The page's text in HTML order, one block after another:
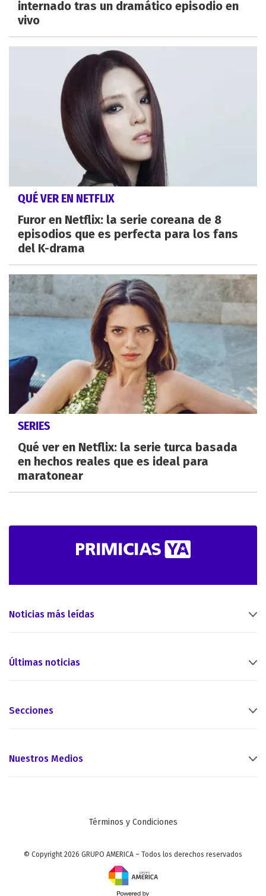
internado tras un dramático episodio en
vivo
QUÉ VER EN NETFLIX
Furor en Netflix: la serie coreana de 8
episodios que es perfecta para los fans
del K-drama
SERIES
Qué ver en Netflix: la serie turca basada
en hechos reales que es ideal para
maratonear
Noticias más leídas
Últimas noticias
Secciones
Nuestros Medios
Términos y Condiciones
© Copyright 2026 GRUPO AMERICA – Todos los derechos reservados